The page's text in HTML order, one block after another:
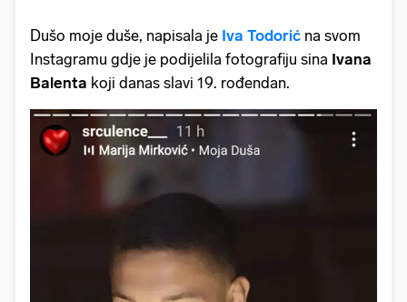
Dušo moje duše, napisala je Iva Todorić na svom
Instagramu gdje je podijelila fotografiju sina Ivana
Balenta koji danas slavi 19. rođendan.